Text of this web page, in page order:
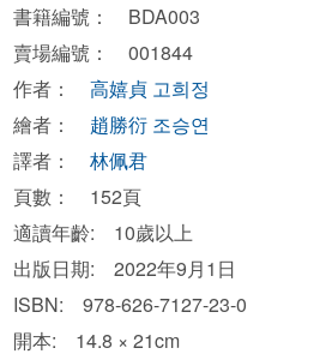
書籍編號： BDA003
賣場編號： 001844
作者：高嬉貞 고희정
繪者： ​趙勝衍 조승연
譯者：林佩君
頁數： 152頁
適讀年齡: 10歲以上
出版日期: 2022年9月1日
ISBN: 978-626-7127-23-0
開本: 14.8 × 21cm